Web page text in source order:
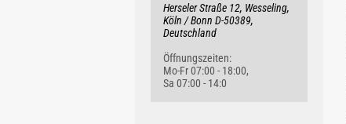
Fevi Schiefer
Ab 65.81 €/lfm
Herseler Straße 12, Wesseling,
Köln / Bonn D-50389,
Deutschland
Öffnungszeiten:
Mo-Fr 07:00 - 18:00,
Sa 07:00 - 14:0